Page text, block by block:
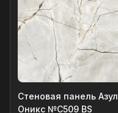
Стеновая панель Азул
Оникс №C509 BS